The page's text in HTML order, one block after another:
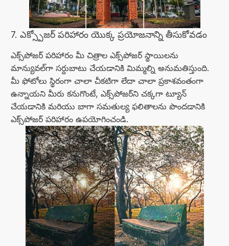
7. ఎక్స్పోజర్ పరిహారం యొక్క ప్రయోజనాన్ని తీసుకోవడం
ఎక్స్‌పోజర్ పరిహారం మీ చిత్రాల ఎక్స్‌పోజర్ స్థాయిలను
మాన్యువల్‌గా సర్దుబాటు చేయడానికి మిమ్మల్ని అనుమతిస్తుంది.
మీ ఫోటోలు స్థిరంగా చాలా చీకటిగా లేదా చాలా ప్రకాశవంతంగా
ఉన్నాయని మీరు కనుగొంటే, ఎక్స్‌పోజర్‌ని చక్కగా ట్యూన్
చేయడానికి మరియు బాగా సమతుల్య ఫలితాలను పొందడానికి
ఎక్స్‌పోజర్ పరిహారం ఉపయోగించండి.